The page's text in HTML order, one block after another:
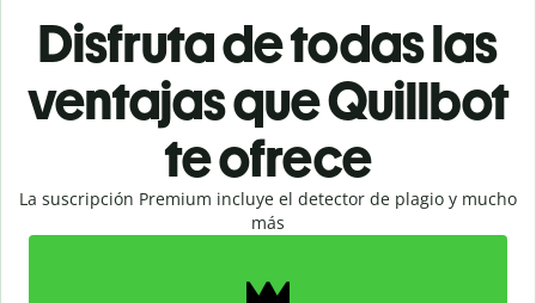
Disfruta de todas las
ventajas que Quillbot
te ofrece
La suscripción Premium incluye el detector de plagio y mucho
más